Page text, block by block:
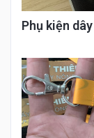
Phụ kiện